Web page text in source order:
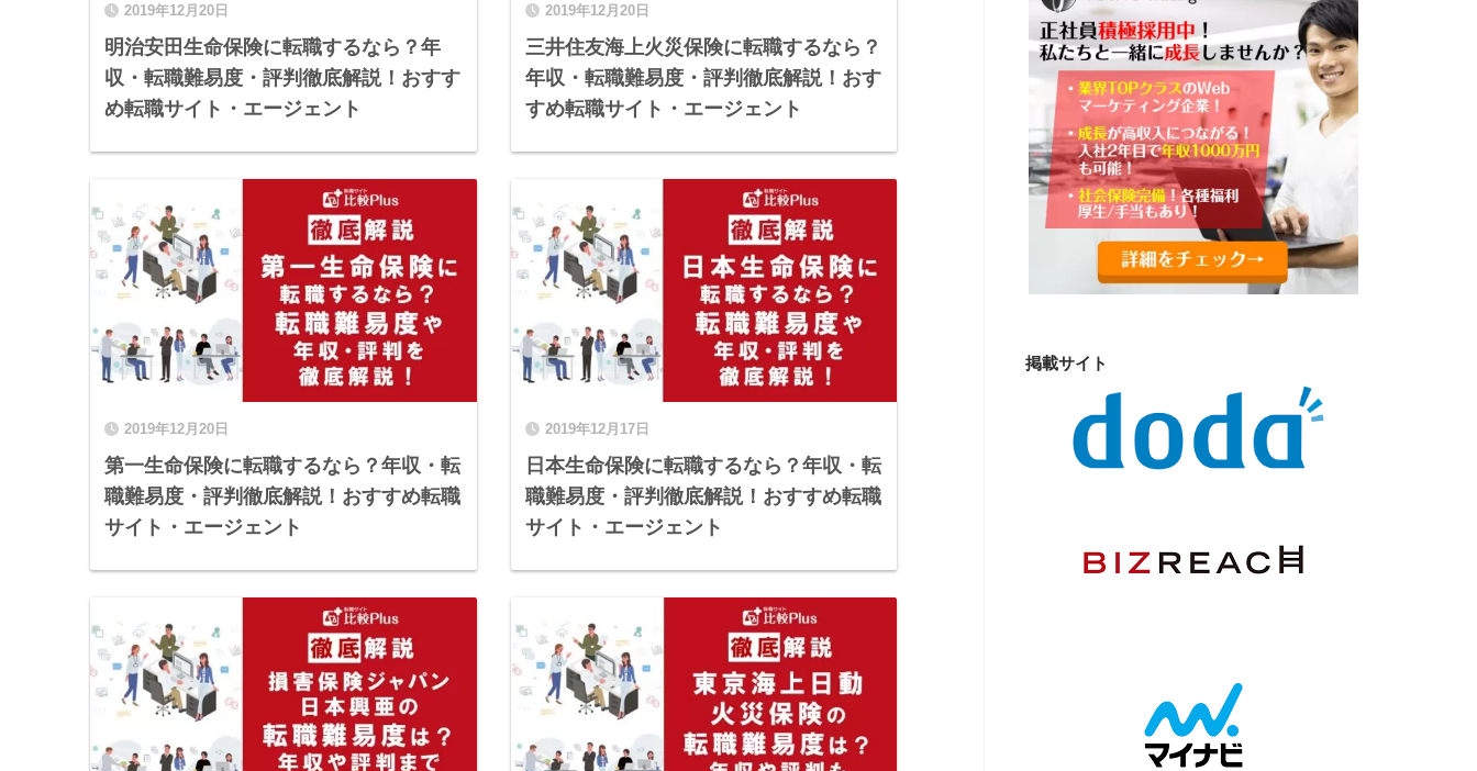
2019年12月20日
明治安田生命保険に転職するなら？年
収・転職難易度・評判徹底解説！おすす
め転職サイト・エージェント
2019年12月20日
三井住友海上火災保険に転職するなら？
年収・転職難易度・評判徹底解説！おす
すめ転職サイト・エージェント
2019年12月20日
第一生命保険に転職するなら？年収・転
職難易度・評判徹底解説！おすすめ転職
サイト・エージェント
2019年12月17日
日本生命保険に転職するなら？年収・転
職難易度・評判徹底解説！おすすめ転職
サイト・エージェント
掲載サイト